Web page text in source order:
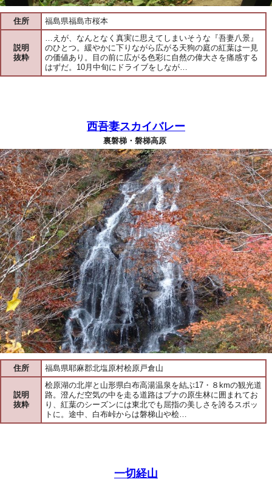
住所 福島県福島市桜本
説明
抜粋
…えが、なんとなく真実に思えてしまいそうな『吾妻八景』
のひとつ。緩やかに下りながら広がる天狗の庭の紅葉は一見
の価値あり。目の前に広がる色彩に自然の偉大さを痛感する
はずだ。10月中旬にドライブをしなが…
西吾妻スカイバレー
裏磐梯・磐梯高原
住所 福島県耶麻郡北塩原村桧原戸倉山
説明
抜粋
桧原湖の北岸と山形県白布高湯温泉を結ぶ17・８kmの観光道
路。澄んだ空気の中を走る道路はブナの原生林に囲まれてお
り、紅葉のシーズンには東北でも屈指の美しさを誇るスポッ
トに。途中、白布峠からは磐梯山や桧…
一切経山